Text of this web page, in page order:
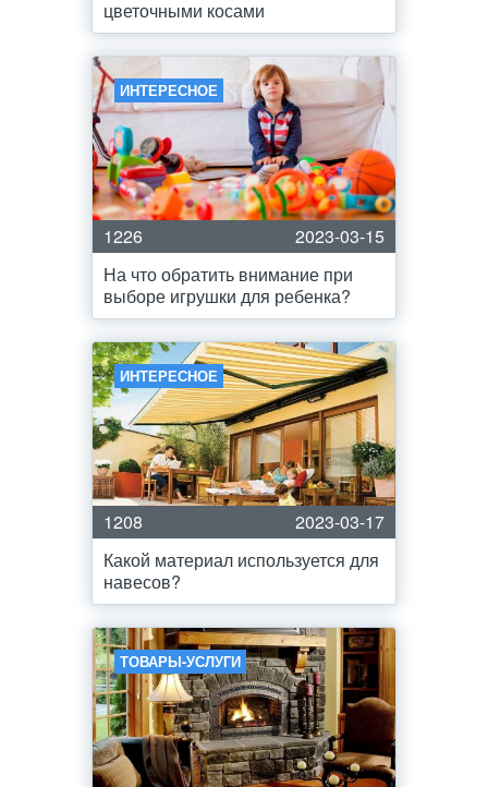
цветочными косами
ИНТЕРЕСНОЕ
1226
2023-03-15
На что обратить внимание при
выборе игрушки для ребенка?
ИНТЕРЕСНОЕ
1208
2023-03-17
Какой материал используется для
навесов?
ТОВАРЫ-УСЛУГИ